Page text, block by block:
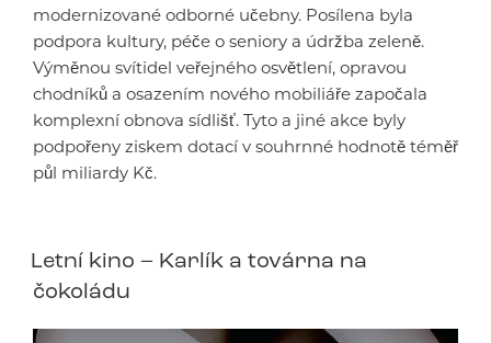
modernizované odborné učebny. Posílena byla
podpora kultury, péče o seniory a údržba zeleně.
Výměnou svítidel veřejného osvětlení, opravou
chodníků a osazením nového mobiliáře započala
komplexní obnova sídlišť. Tyto a jiné akce byly
podpořeny ziskem dotací v souhrnné hodnotě téměř
půl miliardy Kč.
Letní kino – Karlík a továrna na
čokoládu